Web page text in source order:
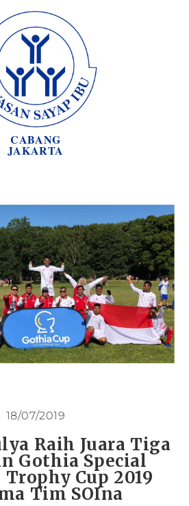
CABANG
JAKARTA
18/07/2019
Raih Juara Tiga
Gothia Special
Cup 2019
Tim SOIna